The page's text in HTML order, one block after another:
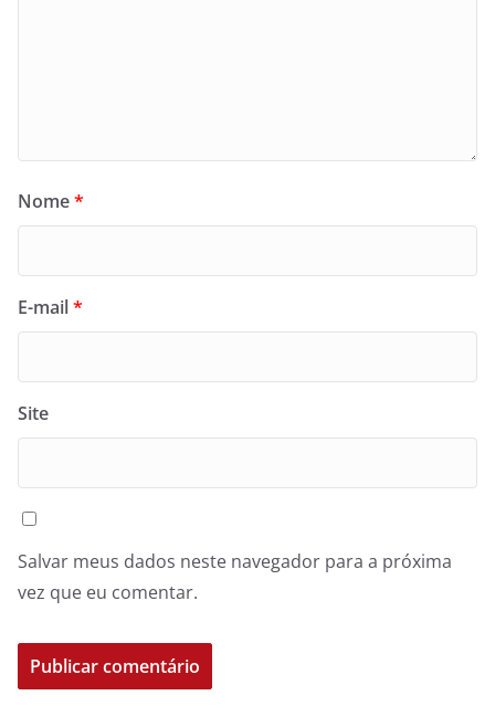
Nome*
E-mail*
Site
Salvar meus dados neste navegador para a próxima
vez que eu comentar.